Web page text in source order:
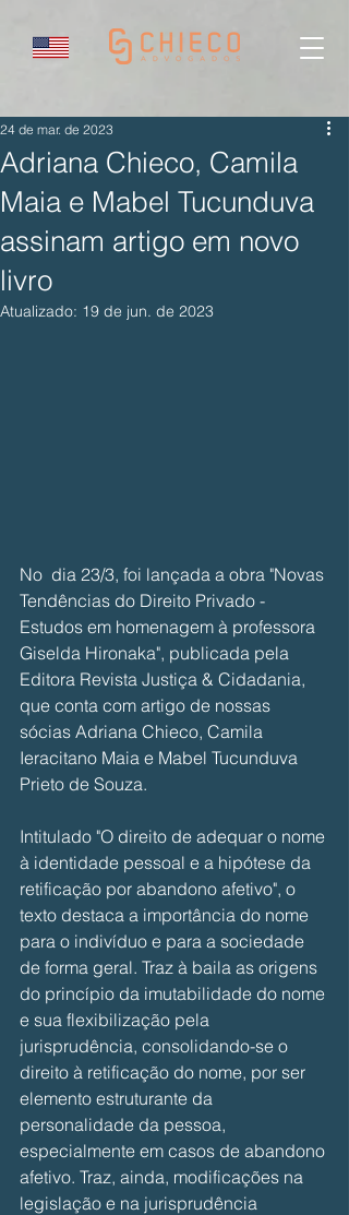
Adriana Chieco, Camila
Maia e Mabel Tucunduva
assinam artigo em novo
livro
24 de mar. de 2023
Atualizado: 19 de jun. de 2023
No  dia 23/3, foi lançada a obra "Novas
Tendências do Direito Privado -
Estudos em homenagem à professora
Giselda Hironaka", publicada pela
Editora Revista Justiça & Cidadania,
que conta com artigo de nossas
sócias Adriana Chieco, Camila
Ieracitano Maia e Mabel Tucunduva
Prieto de Souza.
Intitulado "O direito de adequar o nome
à identidade pessoal e a hipótese da
retificação por abandono afetivo", o
texto destaca a importância do nome
para o indivíduo e para a sociedade
de forma geral. Traz à baila as origens
do princípio da imutabilidade do nome
e sua flexibilização pela
jurisprudência, consolidando-se o
direito à retificação do nome, por ser
elemento estruturante da
personalidade da pessoa,
especialmente em casos de abandono
afetivo. Traz, ainda, modificações na
legislação e na jurisprudência